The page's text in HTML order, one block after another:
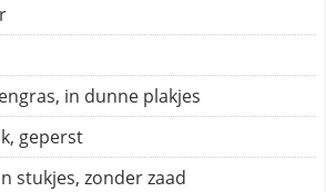
in dunne plakjes
geperst
stukjes, zonder zaad